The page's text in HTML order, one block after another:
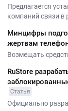
Предлагается
компаний связи в
Минцифры
жертвам
Возмещать
RuStore
Статья
Официально